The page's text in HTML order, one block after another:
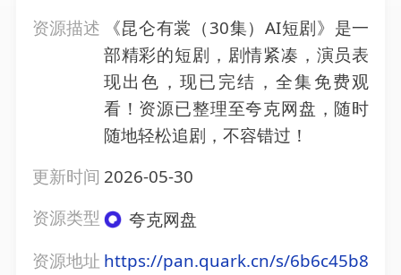
资源描述
《昆仑有裳（30集）AI短剧》是一
部精彩的短剧，剧情紧凑，演员表
现出色，现已完结，全集免费观
看！资源已整理至夸克网盘，随时
随地轻松追剧，不容错过！
更新时间 2026-05-30
资源类型
夸克网盘
资源地址 https://pan.quark.cn/s/6b6c45b8